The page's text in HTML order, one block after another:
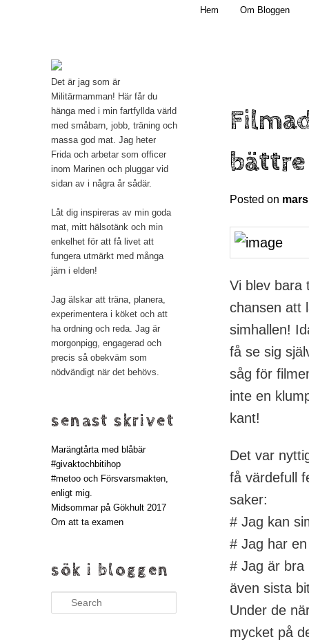
Mamma, militär och märkbart obekväm
Hem Om Bloggen
Posted on
Vi blev bara
chansen att
simhallen!
få se sig
såg för
inte en
kant!
Det var
få värdefull
saker:
# Jag kan
# Jag har
# Jag är bra
även sista
Under de
mycket på
Det är jag som är
Militärmamman! Här får du
hänga med i min fartfyllda värld
med småbarn, jobb, träning och
massa god mat. Jag heter
Frida och arbetar som officer
inom Marinen och pluggar vid
sidan av i några år sådär.
Låt dig inspireras av min goda
mat, mitt hälsotänk och min
enkelhet för att få livet att
fungera utmärkt med många
järn i elden!
Jag älskar att träna, planera,
experimentera i köket och att
ha ordning och reda. Jag är
morgonpigg, engagerad och
precis så obekväm som
nödvändigt när det behövs.
senast skrivet
Marängtårta med blåbär
#givaktochbitihop
#metoo och Försvarsmakten,
enligt mig.
Midsommar på Gökhult 2017
Om att ta examen
sök i bloggen
Search